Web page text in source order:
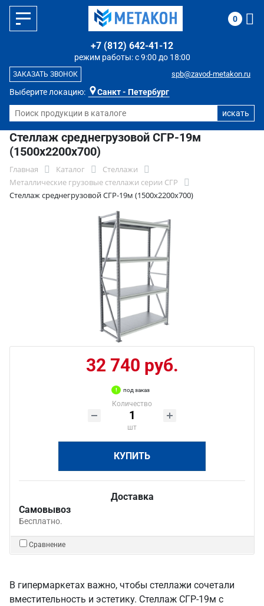
Выберите локацию: Санкт - Петербург
режим работы: с 9:00 до 18:00
+7 (812) 642-41-12
spb@zavod-metakon.ru
ЗАКАЗАТЬ ЗВОНОК
0
Стеллаж среднегрузовой СГР-19м
(1500х2200х700)
Главная Каталог
Стеллажи
Металлические грузовые стеллажи серии СГР
Стеллаж среднегрузовой СГР-19м (1500х2200х700)
32 740 руб.
под заказ
Количество
шт
КУПИТЬ
Доставка
Самовывоз
Бесплатно.
Сравнение
В гипермаркетах важно, чтобы стеллажи сочетали
вместительность и эстетику. Стеллаж СГР-19м с